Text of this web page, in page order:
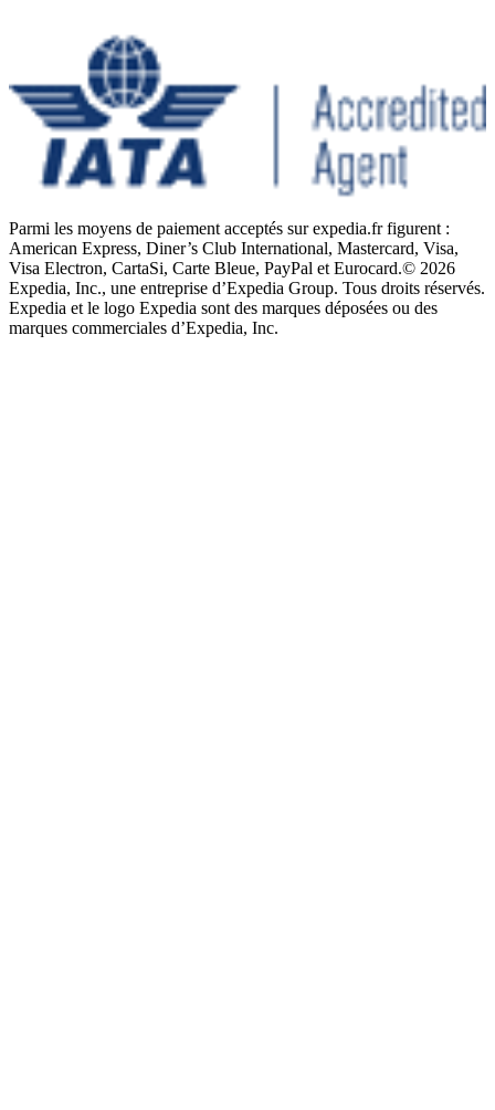
Parmi les moyens de paiement acceptés sur expedia.fr figurent :
American Express, Diner’s Club International, Mastercard, Visa,
Visa Electron, CartaSi, Carte Bleue, PayPal et Eurocard.© 2026
Expedia, Inc., une entreprise d’Expedia Group. Tous droits réservés.
Expedia et le logo Expedia sont des marques déposées ou des
marques commerciales d’Expedia, Inc.